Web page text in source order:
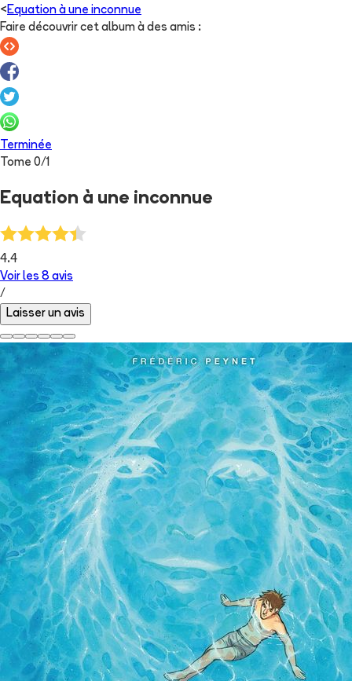
< Equation à une inconnue
Faire découvrir cet album à des amis :
Terminée
Tome 0/1
Equation à une inconnue
4.4
Voir les 8 avis
/
Laisser un avis